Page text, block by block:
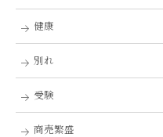
健康
別れ
受験
商売繁盛